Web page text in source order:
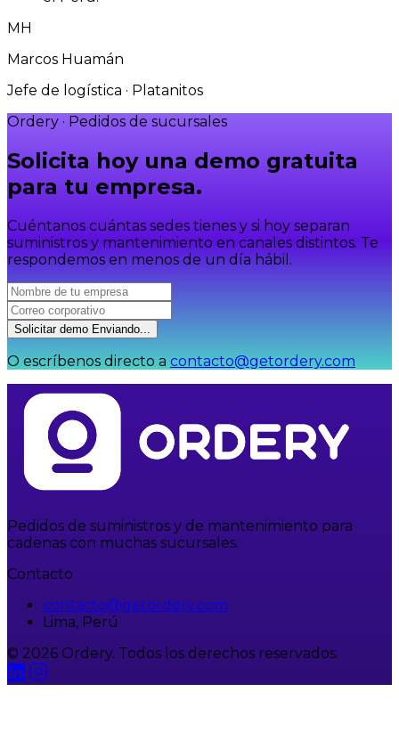
MH
Marcos Huamán
Jefe de logística · Platanitos
Ordery · Pedidos de sucursales
Solicita hoy una demo gratuita
para tu empresa.
Cuéntanos cuántas sedes tienes y si hoy separan
suministros y mantenimiento en canales distintos. Te
respondemos en menos de un día hábil.
Solicitar demo Enviando...
O escríbenos directo a contacto@getordery.com
Pedidos de suministros y de mantenimiento para
cadenas con muchas sucursales.
Contacto
contacto@getordery.com
Lima, Perú
© 2026 Ordery. Todos los derechos reservados.